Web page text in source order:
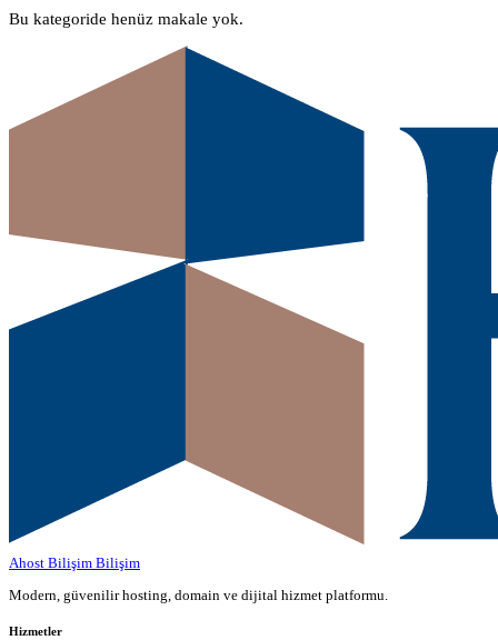
Bu kategoride henüz makale yok.
Ahost Bilişim Bilişim
Modern, güvenilir hosting, domain ve dijital hizmet platformu.
Hizmetler